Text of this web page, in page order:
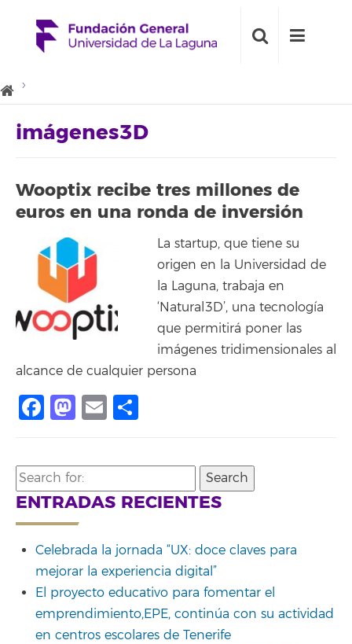
imágenes3D
Wooptix recibe tres millones de
euros en una ronda de inversión
La startup, que tiene su
origen en la Universidad de
la Laguna, trabaja en
‘Natural3D’, una tecnología
que permitirá poner las
imágenes tridimensionales al
alcance de cualquier persona
Facebook
Mastodon
Email
Search
for:
ENTRADAS RECIENTES
Celebrada la jornada “UX: doce claves para
mejorar la experiencia digital”
El proyecto educativo para fomentar el
emprendimiento,EPE, continúa con su actividad
en centros escolares de Tenerife